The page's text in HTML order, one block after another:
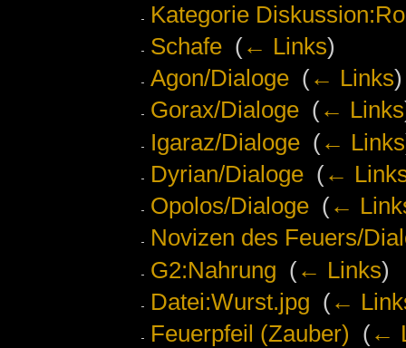
Kategorie
Schafe‎ (← Links)
Agon/Dialoge‎ (← Links)
Gorax/Dialoge‎ (← Links
Igaraz/Dialoge‎ (← Links
Dyrian/Dialoge‎ (←
Opolos/Dialoge‎ (←
Novizen des Feuers/
G2:Nahrung (← Links)
Datei:Wurst.jpg (←
Feuerpfeil (Zauber)
(←